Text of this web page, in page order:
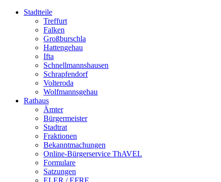
Stadtteile
Treffurt
Falken
Großburschla
Hattengehau
Ifta
Schnellmannshausen
Schrapfendorf
Volteroda
Wolfmannsgehau
Rathaus
Ämter
Bürgermeister
Stadtrat
Fraktionen
Bekanntmachungen
Online-Bürgerservice ThAVEL
Formulare
Satzungen
ELER / EFRE